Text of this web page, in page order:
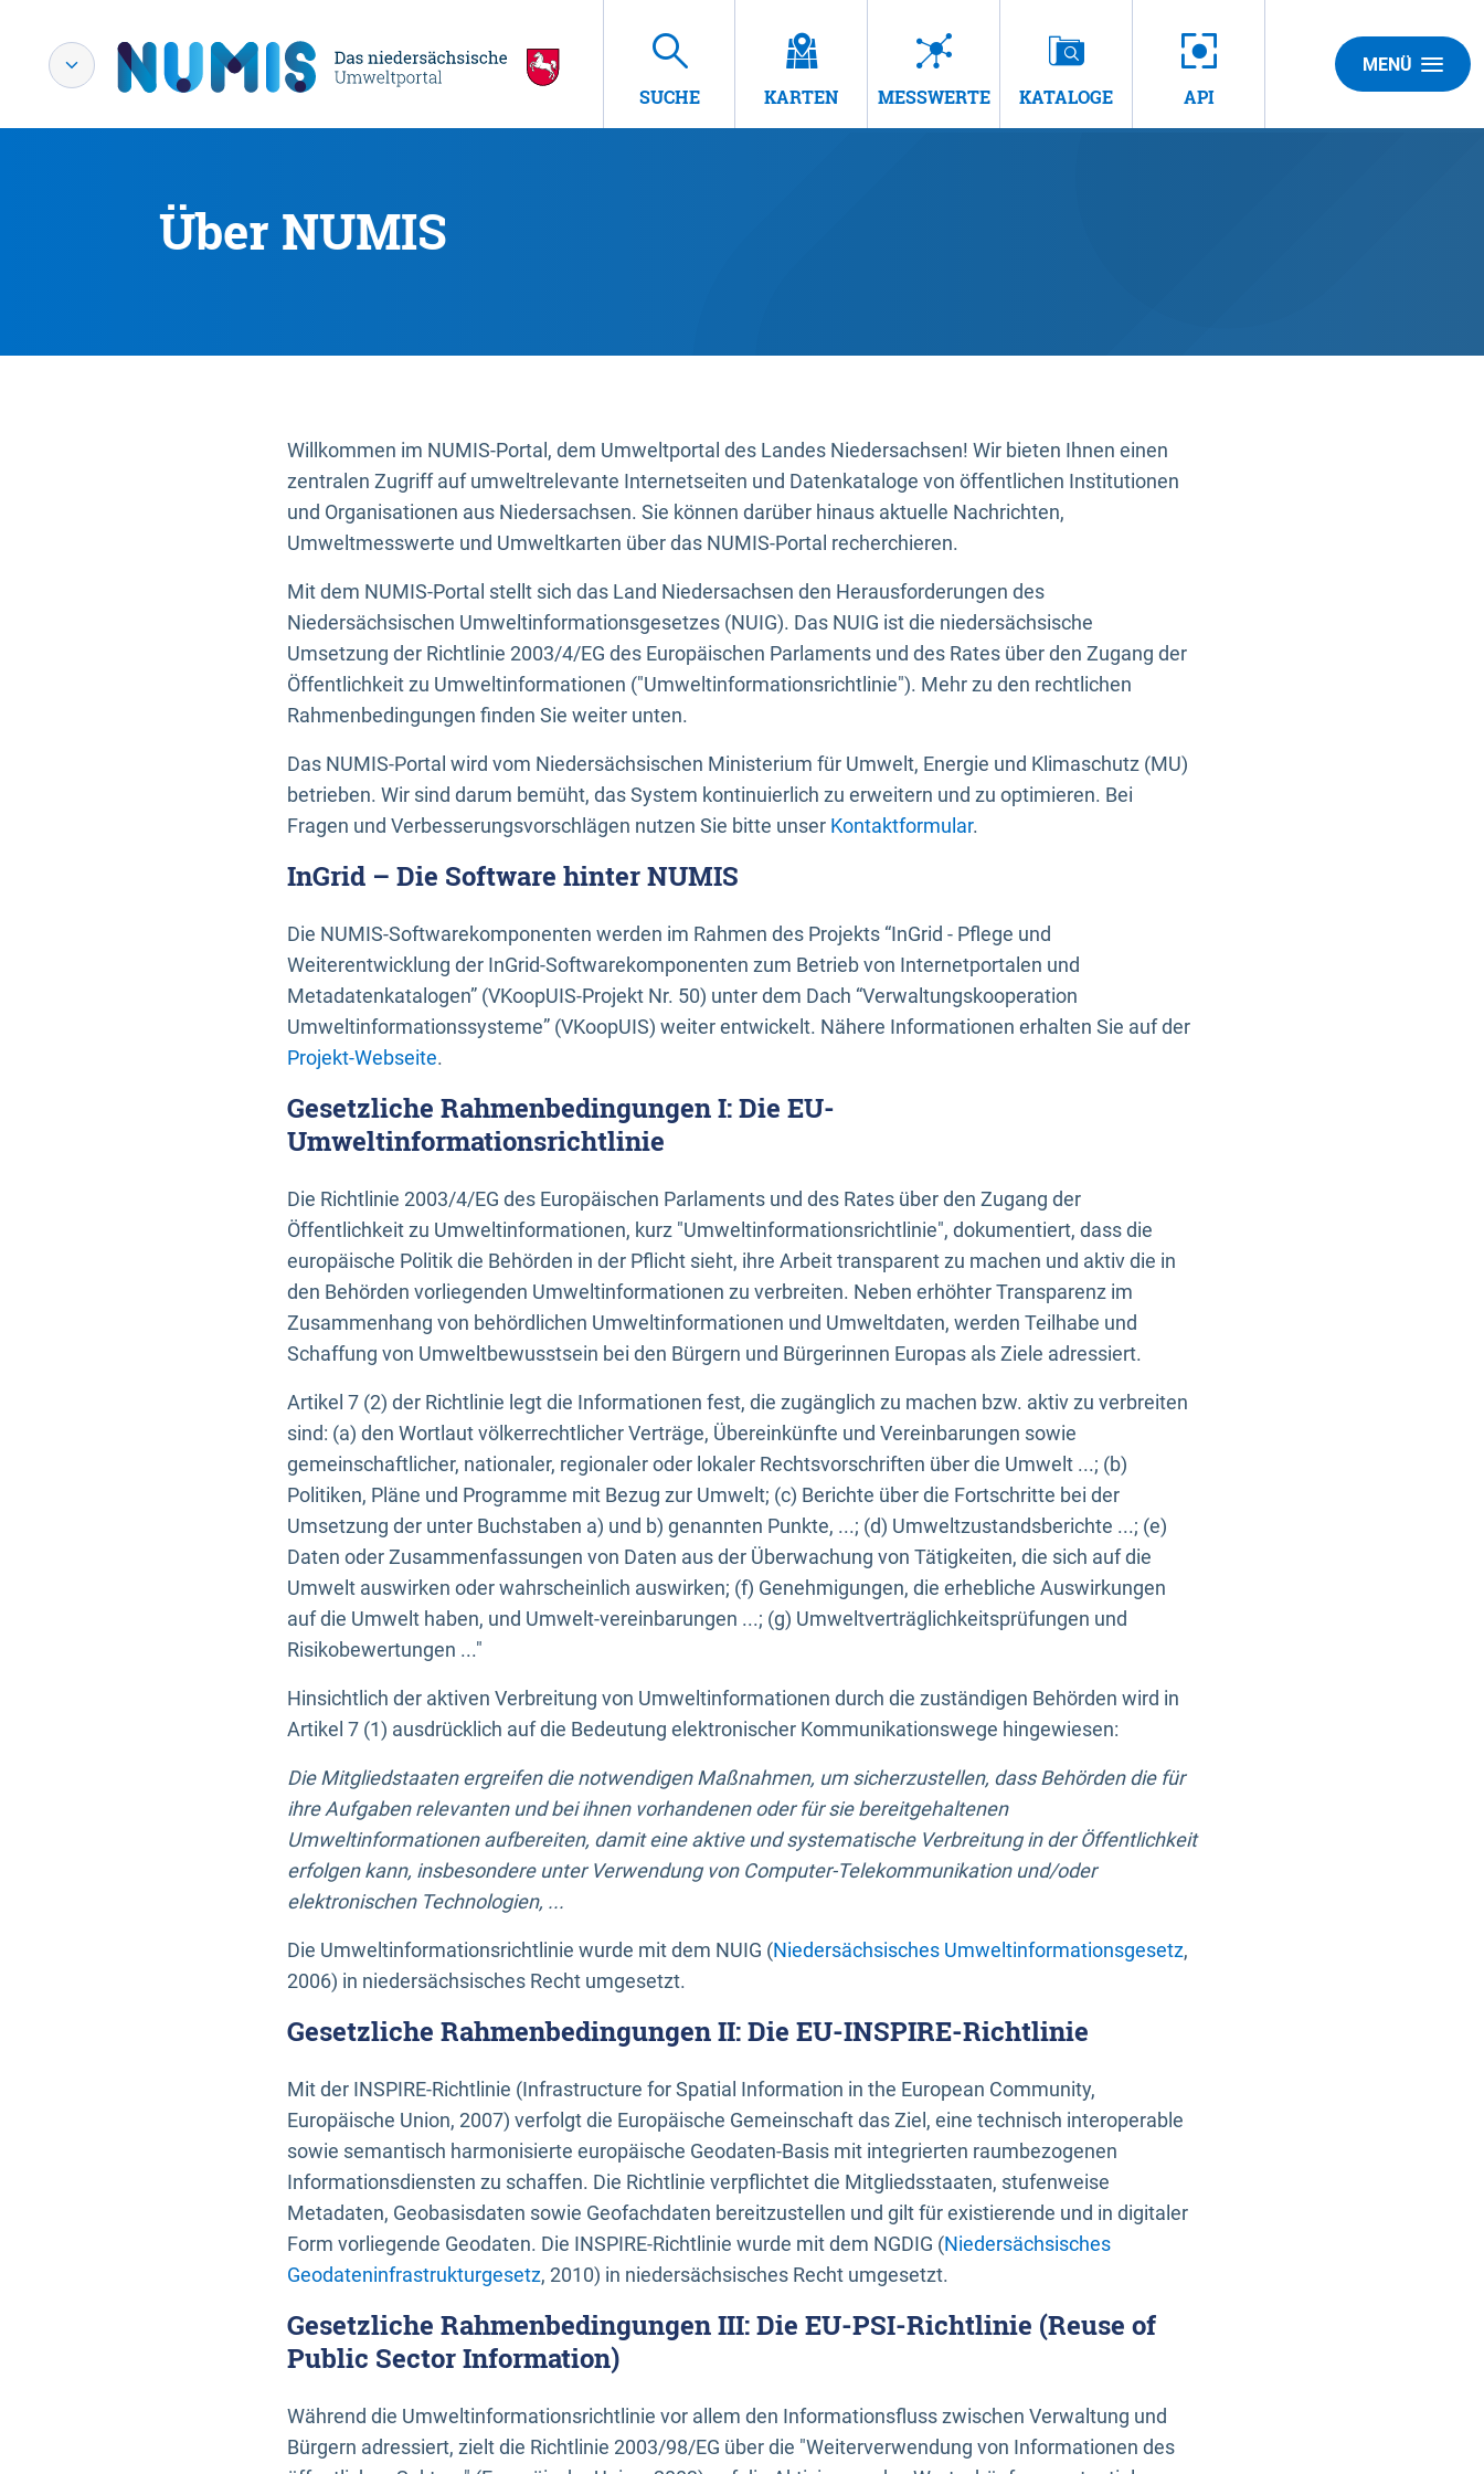
SUCHE KARTEN MESSWERTE KATALOGE API
MENÜ
Über NUMIS
Willkommen im NUMIS-Portal, dem Umweltportal des Landes Niedersachsen! Wir bieten Ihnen einen
zentralen Zugriff auf umweltrelevante Internetseiten und Datenkataloge von öffentlichen Institutionen
und Organisationen aus Niedersachsen. Sie können darüber hinaus aktuelle Nachrichten,
Umweltmesswerte und Umweltkarten über das NUMIS-Portal recherchieren.
Mit dem NUMIS-Portal stellt sich das Land Niedersachsen den Herausforderungen des
Niedersächsischen Umweltinformationsgesetzes (NUIG). Das NUIG ist die niedersächsische
Umsetzung der Richtlinie 2003/4/EG des Europäischen Parlaments und des Rates über den Zugang der
Öffentlichkeit zu Umweltinformationen ("Umweltinformationsrichtlinie"). Mehr zu den rechtlichen
Rahmenbedingungen finden Sie weiter unten.
Das NUMIS-Portal wird vom Niedersächsischen Ministerium für Umwelt, Energie und Klimaschutz (MU)
betrieben. Wir sind darum bemüht, das System kontinuierlich zu erweitern und zu optimieren. Bei
Fragen und Verbesserungsvorschlägen nutzen Sie bitte unser Kontaktformular.
InGrid – Die Software hinter NUMIS
Die NUMIS-Softwarekomponenten werden im Rahmen des Projekts “InGrid - Pflege und
Weiterentwicklung der InGrid-Softwarekomponenten zum Betrieb von Internetportalen und
Metadatenkatalogen” (VKoopUIS-Projekt Nr. 50) unter dem Dach “Verwaltungskooperation
Umweltinformationssysteme” (VKoopUIS) weiter entwickelt. Nähere Informationen erhalten Sie auf der
Projekt-Webseite.
Gesetzliche Rahmenbedingungen I: Die EU-
Umweltinformationsrichtlinie
Die Richtlinie 2003/4/EG des Europäischen Parlaments und des Rates über den Zugang der
Öffentlichkeit zu Umweltinformationen, kurz "Umweltinformationsrichtlinie", dokumentiert, dass die
europäische Politik die Behörden in der Pflicht sieht, ihre Arbeit transparent zu machen und aktiv die in
den Behörden vorliegenden Umweltinformationen zu verbreiten. Neben erhöhter Transparenz im
Zusammenhang von behördlichen Umweltinformationen und Umweltdaten, werden Teilhabe und
Schaffung von Umweltbewusstsein bei den Bürgern und Bürgerinnen Europas als Ziele adressiert.
Artikel 7 (2) der Richtlinie legt die Informationen fest, die zugänglich zu machen bzw. aktiv zu verbreiten
sind: (a) den Wortlaut völkerrechtlicher Verträge, Übereinkünfte und Vereinbarungen sowie
gemeinschaftlicher, nationaler, regionaler oder lokaler Rechtsvorschriften über die Umwelt ...; (b)
Politiken, Pläne und Programme mit Bezug zur Umwelt; (c) Berichte über die Fortschritte bei der
Umsetzung der unter Buchstaben a) und b) genannten Punkte, ...; (d) Umweltzustandsberichte ...; (e)
Daten oder Zusammenfassungen von Daten aus der Überwachung von Tätigkeiten, die sich auf die
Umwelt auswirken oder wahrscheinlich auswirken; (f) Genehmigungen, die erhebliche Auswirkungen
auf die Umwelt haben, und Umwelt-vereinbarungen ...; (g) Umweltverträglichkeitsprüfungen und
Risikobewertungen ..."
Hinsichtlich der aktiven Verbreitung von Umweltinformationen durch die zuständigen Behörden wird in
Artikel 7 (1) ausdrücklich auf die Bedeutung elektronischer Kommunikationswege hingewiesen:
Die Mitgliedstaaten ergreifen die notwendigen Maßnahmen, um sicherzustellen, dass Behörden die für
ihre Aufgaben relevanten und bei ihnen vorhandenen oder für sie bereitgehaltenen
Umweltinformationen aufbereiten, damit eine aktive und systematische Verbreitung in der Öffentlichkeit
erfolgen kann, insbesondere unter Verwendung von Computer-Telekommunikation und/oder
elektronischen Technologien, ...
Die Umweltinformationsrichtlinie wurde mit dem NUIG (Niedersächsisches Umweltinformationsgesetz,
2006) in niedersächsisches Recht umgesetzt.
Gesetzliche Rahmenbedingungen II: Die EU-INSPIRE-Richtlinie
Mit der INSPIRE-Richtlinie (Infrastructure for Spatial Information in the European Community,
Europäische Union, 2007) verfolgt die Europäische Gemeinschaft das Ziel, eine technisch interoperable
sowie semantisch harmonisierte europäische Geodaten-Basis mit integrierten raumbezogenen
Informationsdiensten zu schaffen. Die Richtlinie verpflichtet die Mitgliedsstaaten, stufenweise
Metadaten, Geobasisdaten sowie Geofachdaten bereitzustellen und gilt für existierende und in digitaler
Form vorliegende Geodaten. Die INSPIRE-Richtlinie wurde mit dem NGDIG (Niedersächsisches
Geodateninfrastrukturgesetz, 2010) in niedersächsisches Recht umgesetzt.
Gesetzliche Rahmenbedingungen III: Die EU-PSI-Richtlinie (Reuse of
Public Sector Information)
Während die Umweltinformationsrichtlinie vor allem den Informationsfluss zwischen Verwaltung und
Bürgern adressiert, zielt die Richtlinie 2003/98/EG über die "Weiterverwendung von Informationen des